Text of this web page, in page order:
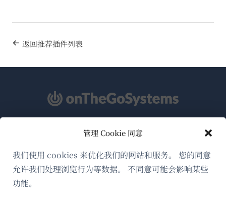
管理 Cookie 同意
我们使用 cookies 来优化我们的网站和服务。 您的同意
允许我们处理浏览行为等数据。 不同意可能会影响某些
功能。
返回推荐插件列表
关于WPML
GDPR与隐私政策
加入我们的团队（在